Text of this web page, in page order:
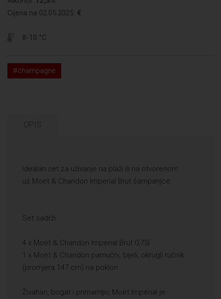
Cijena na 02.05.2025: €
8-10 °C
#champagne
OPIS
Idealan set za uživanje na plaži ili na otvorenom
uz Moët & Chandon Imperial Brut šampanjce.
Set sadrži:
4 x Moët & Chandon Imperial Brut 0,75l
1 x Moët & Chandon pamučni, bijeli, okrugli ručnik
(promjera 147 cm) na poklon
Živahan, bogat i primamljiv, Moët Impérial je